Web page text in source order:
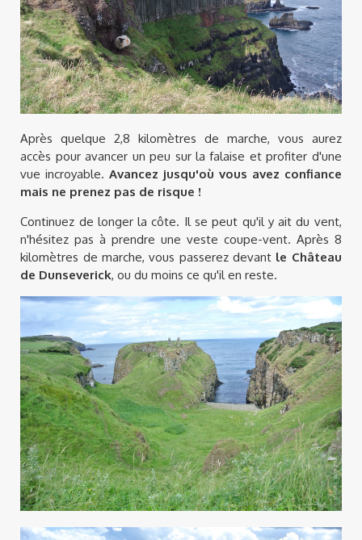
Après quelque 2,8 kilomètres de marche, vous aurez
accès pour avancer un peu sur la falaise et profiter d'une
vue incroyable.Avancez jusqu'où vous avez confiance
mais ne prenez pas de risque !
Continuez de longer la côte. Il se peut qu'il y ait du vent,
n'hésitez pas à prendre une veste coupe-vent. Après 8
kilomètres de marche, vous passerez devant le Château
de Dunseverick, ou du moins ce qu'il en reste.